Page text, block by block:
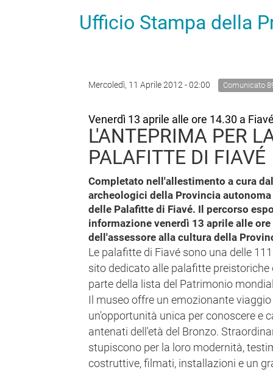
Ufficio Stampa della
Mercoledì, 11 Aprile 2012 - 02:00 Comunicato
Venerdì 13 aprile alle ore 14.30 a
L'ANTEPRIMA PER
PALAFITTE DI FIAVÉ
Completato nell'allestimento a cura
archeologici della Provincia
delle Palafitte di Fiavé. Il percorso
informazione venerdì 13 aprile alle
dell'assessore alla cultura della
Le palafitte di Fiavé sono una delle
sito dedicato alle palafitte
parte della lista del Patrimonio
Il museo offre un emozionante
un'opportunità unica per conoscere e
antenati dell'età del Bronzo.
stupiscono per la loro modernità,
costruttive, filmati, installazioni e un